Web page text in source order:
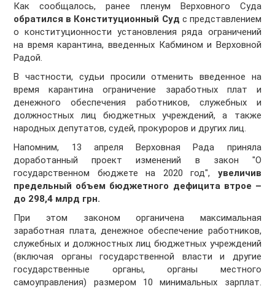
Как сообщалось, ранее пленум Верховного Суда
обратился в Конституционный Суд с представлением
о конституционности установления ряда ограничений
на время карантина, введенных Кабмином и Верховной
Радой.
В частности, судьи просили отменить введенное на
время карантина ограничение заработных плат и
денежного обеспечения работников, служебных и
должностных лиц бюджетных учреждений, а также
народных депутатов, судей, прокуроров и других лиц.
Напомним, 13 апреля Верховная Рада приняла
доработанный проект изменений в закон "О
государственном бюджете на 2020 год", увеличив
предельный объем бюджетного дефицита втрое –
до 298,4 млрд грн.
При этом законом органичена максимальная
заработная плата, денежное обеспечение работников,
служебных и должностных лиц бюджетных учреждений
(включая органы государственной власти и другие
государственные органы, органы местного
самоуправления) размером 10 минимальных зарплат.